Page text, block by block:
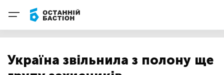
Україна звільнила з полону ще